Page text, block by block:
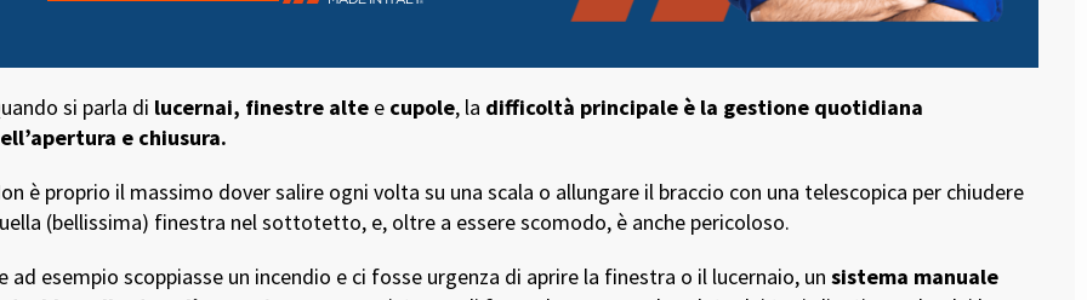
si parla di lucernai, finestre alte e cupole, la difficoltà principale è la gestione quotidiana
e chiusura.
è proprio il massimo dover salire ogni volta su una scala o allungare il braccio con una telescopica per chiudere
(bellissima) finestra nel sottotetto, e, oltre a essere scomodo, è anche pericoloso.
ad esempio scoppiasse un incendio e ci fosse urgenza di aprire la finestra o il lucernaio, unsistema manuale